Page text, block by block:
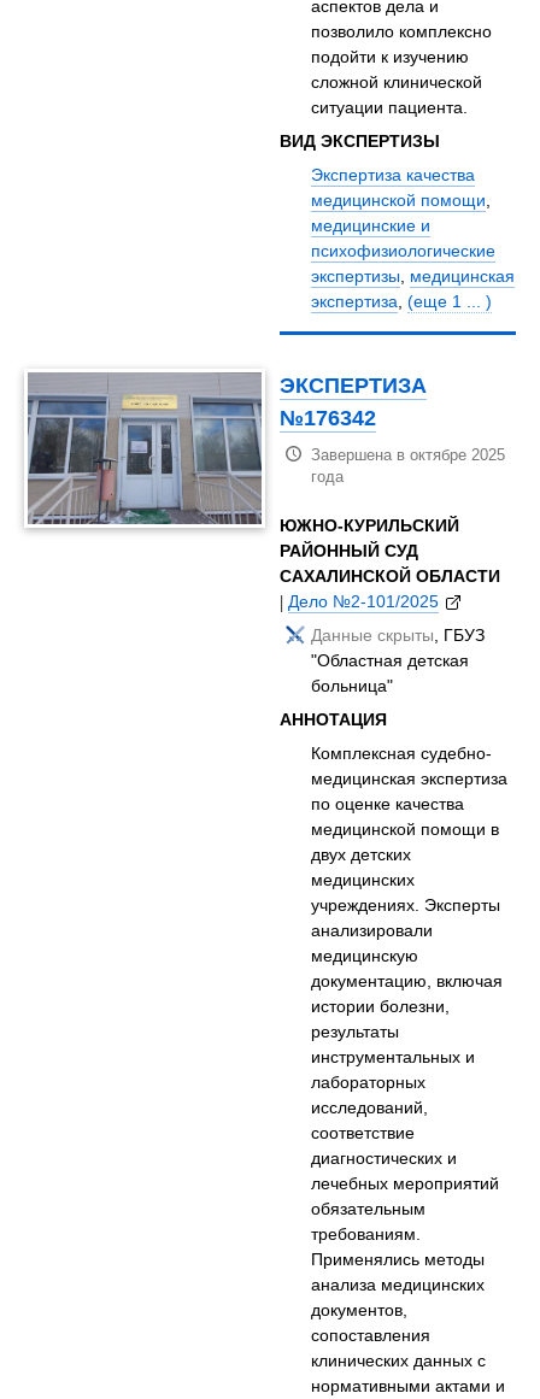
аспектов дела и
позволило комплексно
подойти к изучению
сложной клинической
ситуации пациента.
ВИД ЭКСПЕРТИЗЫ
Экспертиза качества
медицинской помощи,
медицинские и
психофизиологические
экспертизы, медицинская
экспертиза,(еще 1 ... )
ЭКСПЕРТИЗА
№176342
Завершена в октябре 2025
года
ЮЖНО-КУРИЛЬСКИЙ
РАЙОННЫЙ СУД
САХАЛИНСКОЙ ОБЛАСТИ
|Дело №2-101/2025
Данные скрыты, ГБУЗ
"Областная детская
больница"
АННОТАЦИЯ
Комплексная судебно-
медицинская экспертиза
по оценке качества
медицинской помощи в
двух детских
медицинских
учреждениях. Эксперты
анализировали
медицинскую
документацию, включая
истории болезни,
результаты
инструментальных и
лабораторных
исследований,
соответствие
диагностических и
лечебных мероприятий
обязательным
требованиям.
Применялись методы
анализа медицинских
документов,
сопоставления
клинических данных с
нормативными актами и